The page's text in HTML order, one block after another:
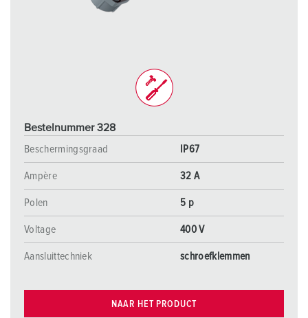
Bestelnummer 328
Beschermingsgraad
IP67
Ampère 32 A
Polen 5 p
Voltage 400 V
Aansluittechniek schroefklemmen
NAAR HET PRODUCT